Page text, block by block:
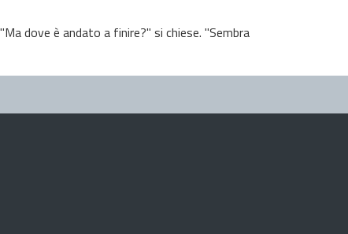
dove è andato a finire?" si chiese. "Sembra